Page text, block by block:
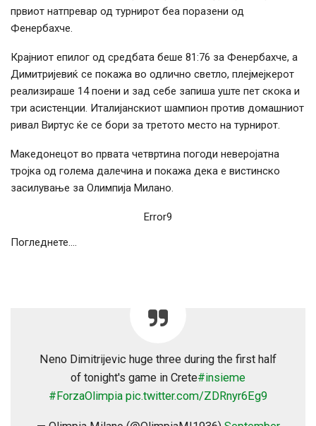
првиот натпревар од турнирот беа поразени од
Фенербахче.
Крајниот епилог од средбата беше 81:76 за Фенербахче, а
Димитријевиќ се покажа во одлично светло, плејмејкерот
реализираше 14 поени и зад себе запиша уште пет скока и
три асистенции. Италијанскиот шампион против домашниот
ривал Виртус ќе се бори за третото место на турнирот.
Македонецот во првата четвртина погоди неверојатна
тројка од голема далечина и покажа дека е вистинско
засилување за Олимпија Милано.
Error9
Погледнете….
Neno Dimitrijevic huge three during the first half
of tonight's game in Crete#insieme
#ForzaOlimpia pic.twitter.com/ZDRnyr6Eg9